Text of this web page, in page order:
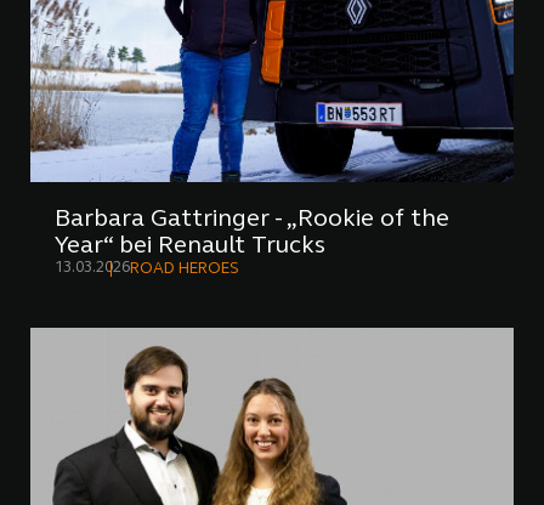
Barbara Gattringer - „Rookie of the
Year“ bei Renault Trucks
13.03.2026ROAD HEROES